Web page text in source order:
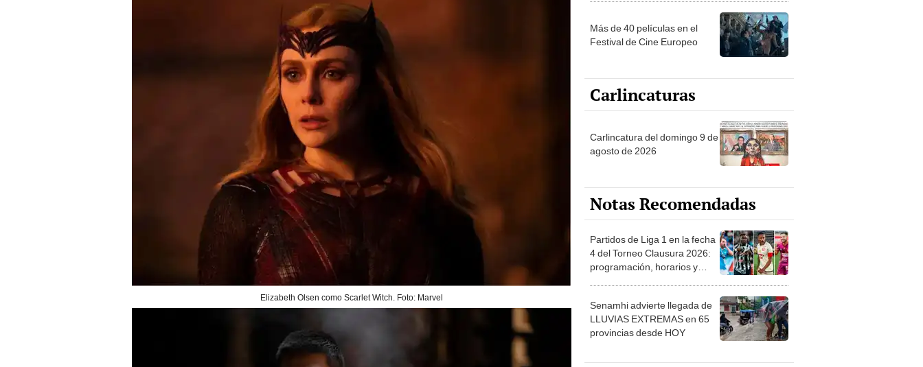
Elizabeth Olsen como Scarlet Witch. Foto: Marvel
Más de 40 películas en el
Festival de Cine Europeo
Carlincaturas
Carlincatura del domingo 9 de
agosto de 2026
Notas Recomendadas
Partidos de Liga 1 en la fecha
4 del Torneo Clausura 2026:
programación, horarios y
Senamhi advierte llegada de
LLUVIAS EXTREMAS en 65
provincias desde HOY